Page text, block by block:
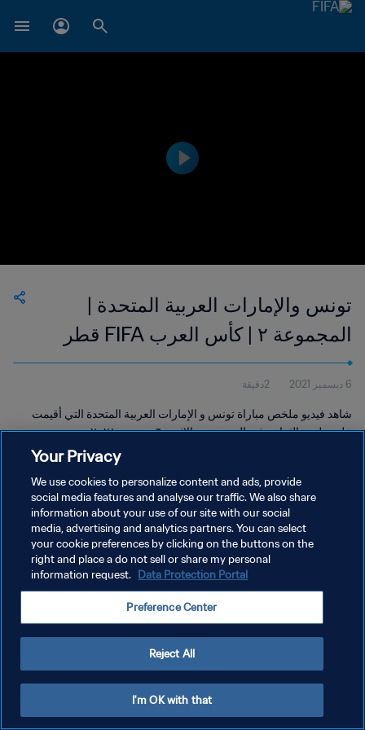
تونس والإمارات العربية المتحدة |
المجموعة ٢ | كأس العرب FIFA قطر
٢٠٢١™ | فيديو ملخص
6 ديسمبر 2021 2دقيقة
شاهد فيديو ملخص مباراة تونس و الإمارات العربية المتحدة التي أقيمت
على ملعب الثمامة في الدوحة يوم الاثنين ٦ ديسمبر ٢٠٢١.
سياسة الخصوصية
إدارة تفضيلات ملفات تعريف الارتباط
Your Privacy
We use cookies to personalize content and ads, provide
social media features and analyse our traffic. We also share
information about your use of our site with our social
media, advertising and analytics partners. You can select
your cookie preferences by clicking on the buttons on the
right and place a do not sell or share my personal
information request. Data Protection Portal
Preference Center
Reject All
I'm OK with that